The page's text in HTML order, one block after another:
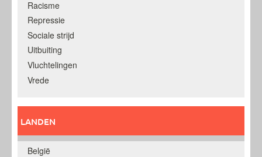
Racisme
Repressie
Sociale strijd
Uitbuiting
Vluchtelingen
Vrede
LANDEN
België